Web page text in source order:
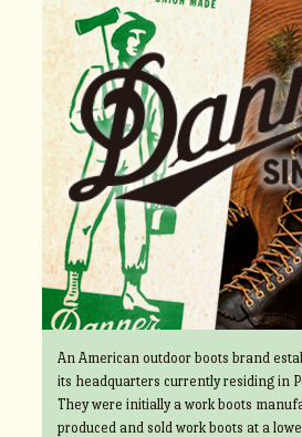
An American outdoor boots brand
its headquarters currently residing in
They were initially a work boots
produced and sold work boots at a